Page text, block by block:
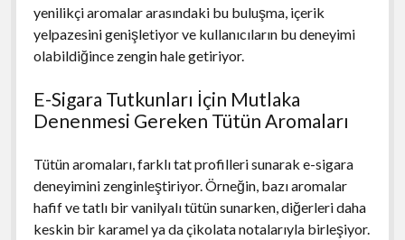
yenilikçi aromalar arasındaki bu buluşma, içerik
yelpazesini genişletiyor ve kullanıcıların bu deneyimi
olabildiğince zengin hale getiriyor.
E-Sigara Tutkunları İçin Mutlaka
Denenmesi Gereken Tütün Aromaları
Tütün aromaları, farklı tat profilleri sunarak e-sigara
deneyimini zenginleştiriyor. Örneğin, bazı aromalar
hafif ve tatlı bir vanilyalı tütün sunarken, diğerleri daha
keskin bir karamel ya da çikolata notalarıyla birleşiyor.